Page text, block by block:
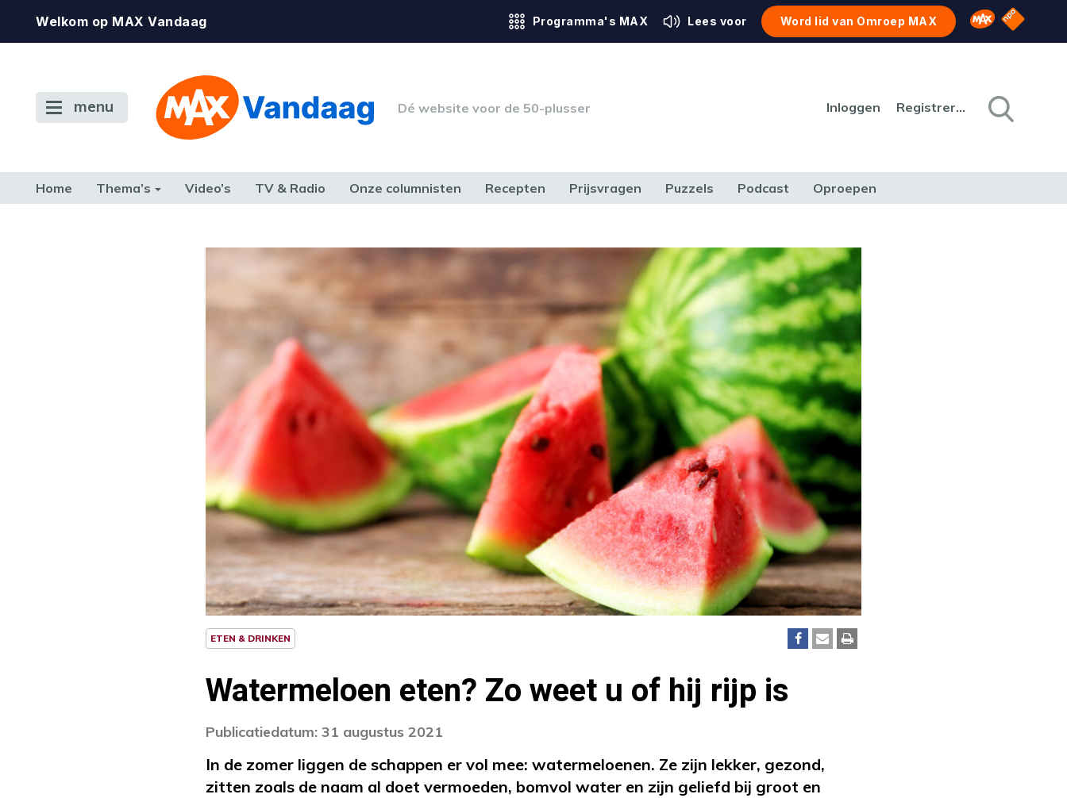
Welkom op MAX Vandaag Programma's MAX Lees voor Word lid van Omroep MAX Omroep MAX
NPO
menu Dé website voor de 50-plusser Inloggen Registreren
Home Thema’s Video’s TV & Radio Onze columnisten Recepten Prijsvragen Puzzels Podcast Oproepen
ETEN & DRINKEN
Watermeloen eten? Zo weet u of hij rijp is
Publicatiedatum: 31 augustus 2021
In de zomer liggen de schappen er vol mee: watermeloenen. Ze zijn lekker, gezond,
zitten zoals de naam al doet vermoeden, bomvol water en zijn geliefd bij groot en